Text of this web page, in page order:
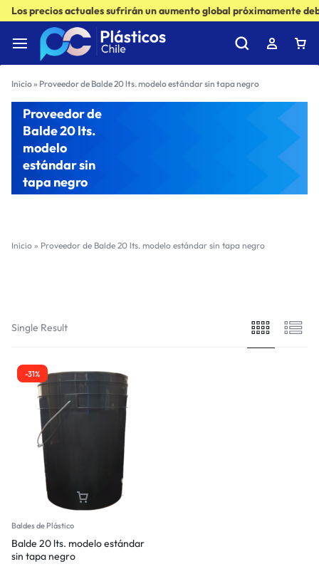
Los precios actuales sufrirán un aumento global próximamente
Inicio» Proveedor de Balde 20 lts. modelo estándar sin tapa negro
Proveedor de
Balde 20 lts.
modelo
estándar sin
tapa negro
Inicio » Proveedor de Balde 20 lts. modelo estándar sin tapa negro
Single Result
-31%
Baldes de Plástico
Balde 20 lts. modelo estándar
sin tapa negro